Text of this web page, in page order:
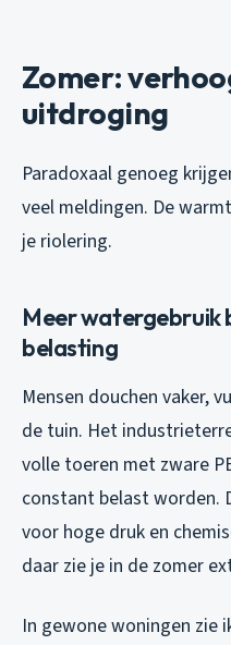
Zomer:
uitdroging
Paradoxaal genoeg
veel meldingen. De
je riolering.
Meer watergebruik
belasting
Mensen douchen vaker,
de tuin. Het
volle toeren met zware
constant belast worden.
voor hoge druk en
daar zie je in de zomer
In gewone woningen zie